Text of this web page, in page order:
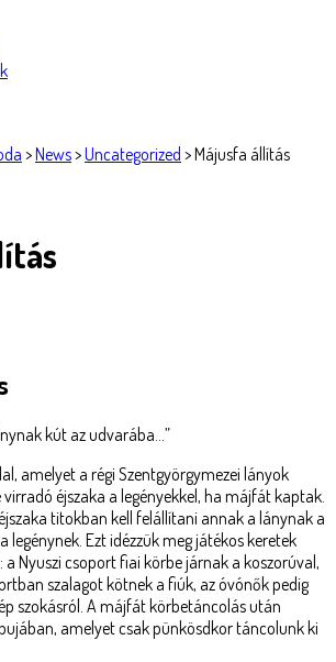
>News>Uncategorized >Májusfa állítás
kút az udvarába…”
amelyet a régi Szentgyörgymezei lányok
éjszaka a legényekkel, ha májfát kaptak.
titokban kell felállítani annak a lánynak a
legénynek. Ezt idézzük meg játékos keretek
Nyuszi csoport fiai körbe járnak a koszorúval,
szalagot kötnek a fiúk, az óvónők pedig
szokásról. A májfát körbetáncolás után
amelyet csak pünkösdkor táncolunk ki